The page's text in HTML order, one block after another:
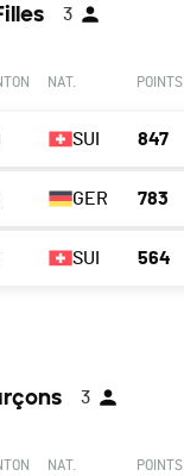
3
NAT. POINTS
SUI 847
GER 783
SUI 564
3
NAT. POINTS